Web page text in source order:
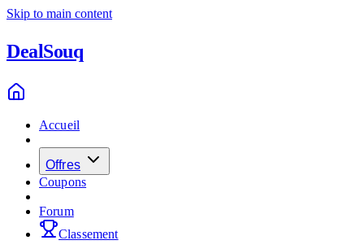
Skip to main content
DealSouq
Accueil
Offres
Coupons
Forum
Classement